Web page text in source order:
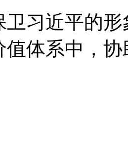
卫习近平的
值体系中，